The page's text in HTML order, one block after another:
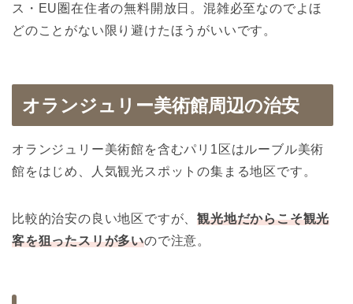
ス・EU圏在住者の無料開放日。混雑必至なのでよほ
どのことがない限り避けたほうがいいです。
オランジュリー美術館周辺の治安
オランジュリー美術館を含むパリ1区はルーブル美術
館をはじめ、人気観光スポットの集まる地区です。
比較的治安の良い地区ですが、観光地だからこそ観光
客を狙ったスリが多いので注意。